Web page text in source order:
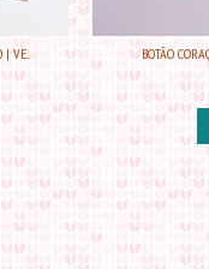
VE... BOTÃO